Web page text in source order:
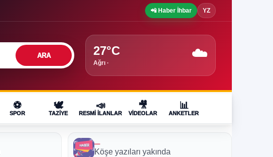
📲 Haber İhbar YZ
ARA 27°C
Ağrı ·
☁️
⚽
SPOR
🕊️
TAZIYE
📣
RESMI İLANLAR
🎥
VIDEOLAR
📊
ANKETLER
—
Köşe yazıları yakında